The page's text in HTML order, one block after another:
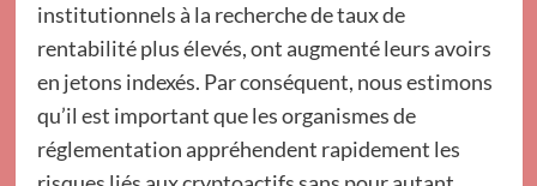
institutionnels à la recherche de taux de
rentabilité plus élevés, ont augmenté leurs avoirs
en jetons indexés. Par conséquent, nous estimons
qu’il est important que les organismes de
réglementation appréhendent rapidement les